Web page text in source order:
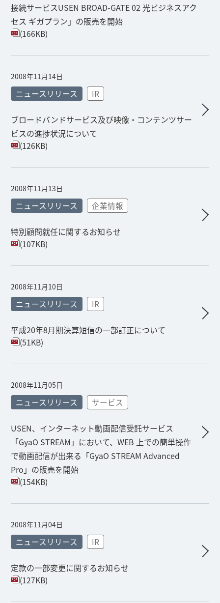
接続サービスUSEN BROAD-GATE 02 光ビジネスアク
セス ギガプラン」の販売を開始
(166KB)
2008年11月14日
ニュースリリース IR
ブロードバンドサービス及び映像・コンテンツサー
ビスの進捗状況について
(126KB)
2008年11月13日
ニュースリリース 企業情報
特別顧問就任に関するお知らせ
(107KB)
2008年11月10日
ニュースリリース IR
平成20年8月期決算短信の一部訂正について
(51KB)
2008年11月05日
ニュースリリース サービス
USEN、インターネット動画配信受託サービス
「GyaO STREAM」において、WEB 上での簡単操作
で動画配信が出来る「GyaO STREAM Advanced
Pro」の販売を開始
(154KB)
2008年11月04日
ニュースリリース IR
定款の一部変更に関するお知らせ
(127KB)